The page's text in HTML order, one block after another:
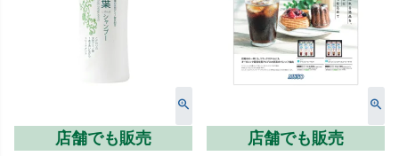
店舗でも販売 店舗でも販売